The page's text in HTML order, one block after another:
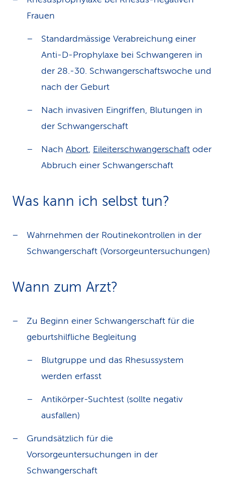
Frauen
Standardmässige Verabreichung einer
Anti-D-Prophylaxe bei Schwangeren in
der 28.-30. Schwangerschaftswoche und
nach der Geburt
Nach invasiven Eingriffen, Blutungen in
der Schwangerschaft
Nach Abort, Eileiterschwangerschaft oder
Abbruch einer Schwangerschaft
Was kann ich selbst tun?
Wahrnehmen der Routinekontrollen in der
Schwangerschaft (Vorsorgeuntersuchungen)
Wann zum Arzt?
Zu Beginn einer Schwangerschaft für die
geburtshilfliche Begleitung
Blutgruppe und das Rhesussystem
werden erfasst
Antikörper-Suchtest (sollte negativ
ausfallen)
Grundsätzlich für die
Vorsorgeuntersuchungen in der
Schwangerschaft